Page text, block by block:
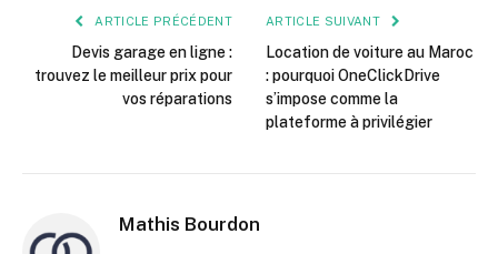
ARTICLE PRÉCÉDENT
Devis garage en ligne :
trouvez le meilleur prix pour
vos réparations
ARTICLE SUIVANT
Location de voiture au Maroc
: pourquoi OneClickDrive
s’impose comme la
plateforme à privilégier
Mathis Bourdon